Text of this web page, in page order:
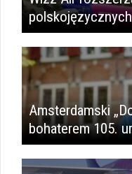
Amsterdamski
bohaterem 105.